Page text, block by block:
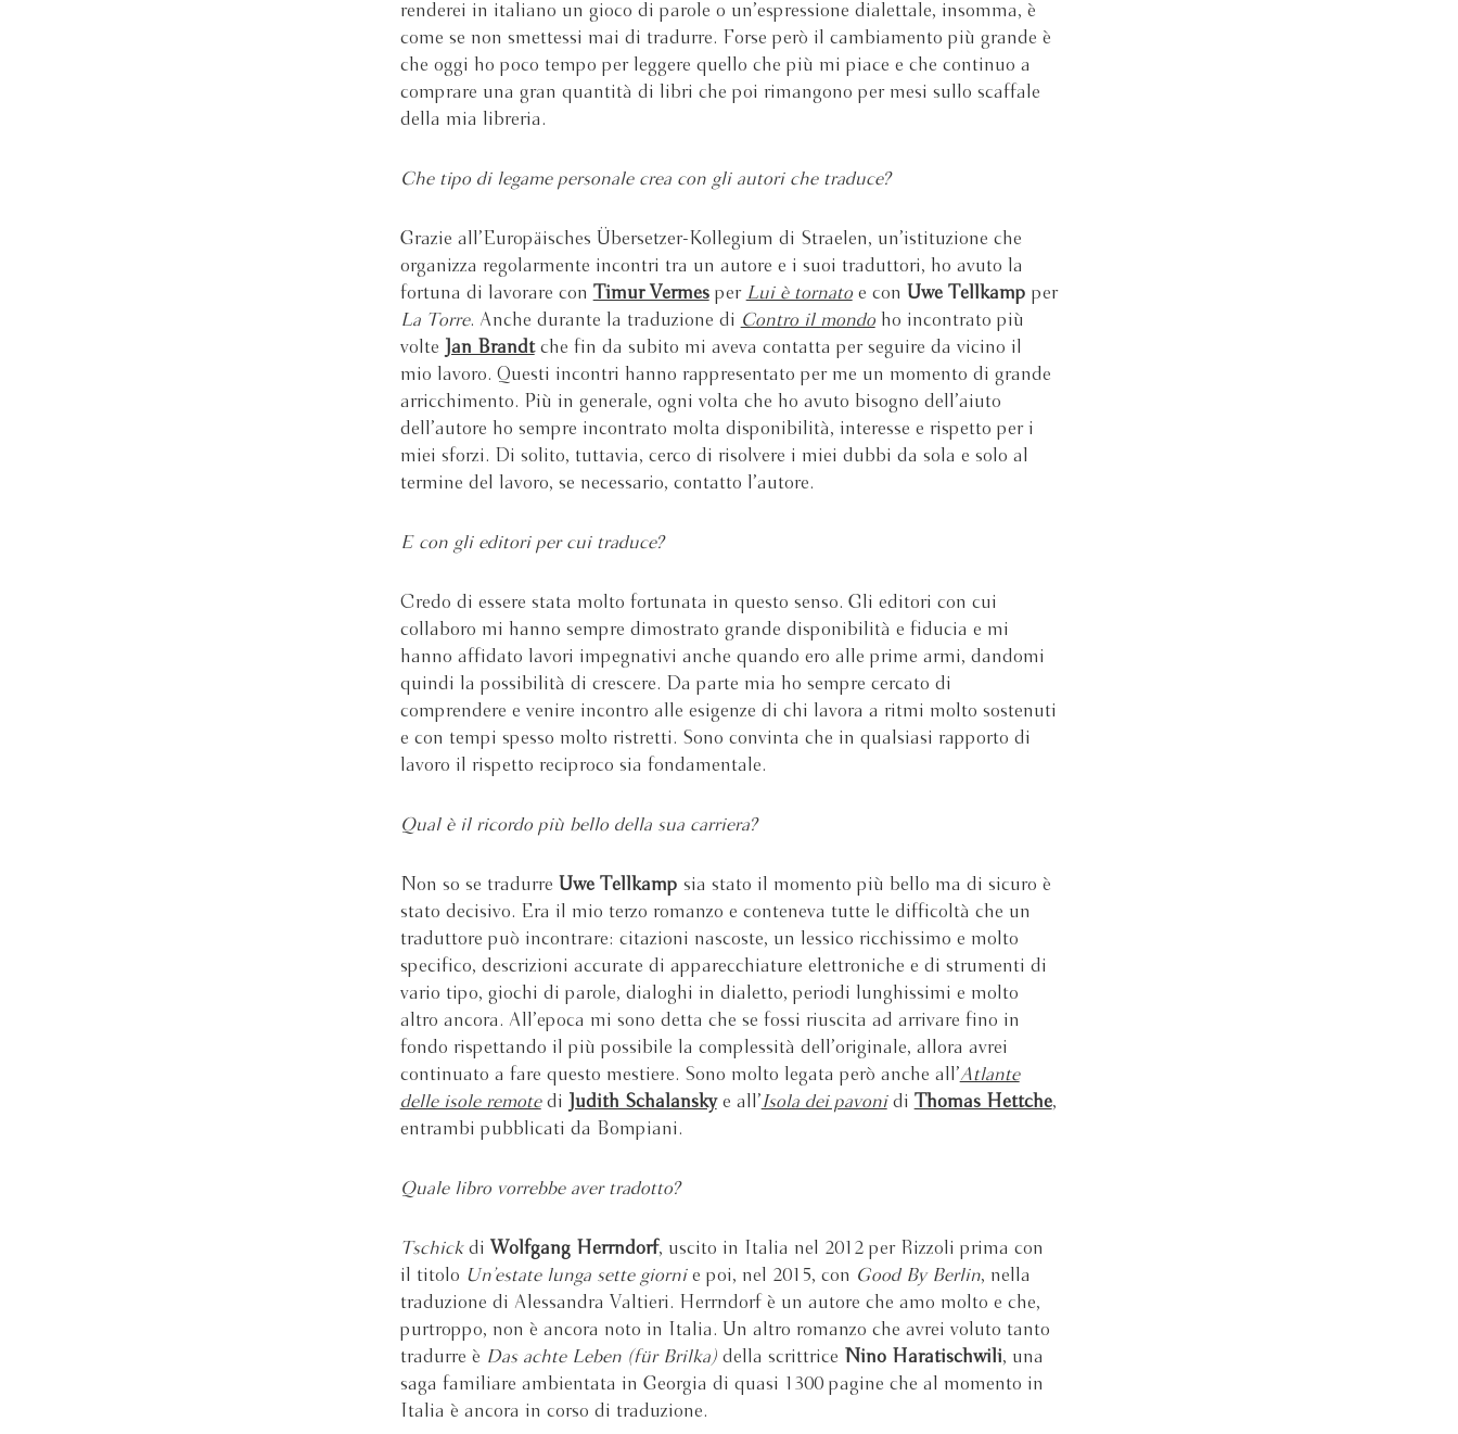
renderei in italiano un gioco di parole o un’espressione dialettale, insomma, è
come se non smettessi mai di tradurre. Forse però il cambiamento più grande è
che oggi ho poco tempo per leggere quello che più mi piace e che continuo a
comprare una gran quantità di libri che poi rimangono per mesi sullo scaffale
della mia libreria.
Che tipo di legame personale crea con gli autori che traduce?
Grazie all’Europäisches Übersetzer-Kollegium di Straelen, un’istituzione che
organizza regolarmente incontri tra un autore e i suoi traduttori, ho avuto la
fortuna di lavorare con Timur Vermesper Lui è tornatoe con Uwe Tellkamp per
La Torre. Anche durante la traduzione di Contro il mondoho incontrato più
volte
Jan Brandtche fin da subito mi aveva contatta per seguire da vicino il
mio lavoro. Questi incontri hanno rappresentato per me un momento di grande
arricchimento. Più in generale, ogni volta che ho avuto bisogno dell’aiuto
dell’autore ho sempre incontrato molta disponibilità, interesse e rispetto per i
miei sforzi. Di solito, tuttavia, cerco di risolvere i miei dubbi da sola e solo al
termine del lavoro, se necessario, contatto l’autore.
E con gli editori per cui traduce?
Credo di essere stata molto fortunata in questo senso. Gli editori con cui
collaboro mi hanno sempre dimostrato grande disponibilità e fiducia e mi
hanno affidato lavori impegnativi anche quando ero alle prime armi, dandomi
quindi la possibilità di crescere. Da parte mia ho sempre cercato di
comprendere e venire incontro alle esigenze di chi lavora a ritmi molto sostenuti
e con tempi spesso molto ristretti. Sono convinta che in qualsiasi rapporto di
lavoro il rispetto reciproco sia fondamentale.
Qual è il ricordo più bello della sua carriera?
Non so se tradurre Uwe Tellkamp sia stato il momento più bello ma di sicuro è
stato decisivo. Era il mio terzo romanzo e conteneva tutte le difficoltà che un
traduttore può incontrare: citazioni nascoste, un lessico ricchissimo e molto
specifico, descrizioni accurate di apparecchiature elettroniche e di strumenti di
vario tipo, giochi di parole, dialoghi in dialetto, periodi lunghissimi e molto
altro ancora. All’epoca mi sono detta che se fossi riuscita ad arrivare fino in
fondo rispettando il più possibile la complessità dell’originale, allora avrei
continuato a fare questo mestiere. Sono molto legata però anche all’Atlante
delle isole remotedi Judith Schalanskye all’Isola dei pavonidi Thomas Hettche,
entrambi pubblicati da Bompiani.
Quale libro vorrebbe aver tradotto?
Tschickdi Wolfgang Herrndorf, uscito in Italia nel 2012 per Rizzoli prima con
il titolo Un’estate lunga sette giornie poi, nel 2015, con Good By Berlin, nella
traduzione di Alessandra Valtieri. Herrndorf è un autore che amo molto e che,
purtroppo, non è ancora noto in Italia. Un altro romanzo che avrei voluto tanto
tradurre è Das achte Leben (für Brilka)della scrittrice Nino Haratischwili, una
saga familiare ambientata in Georgia di quasi 1300 pagine che al momento in
Italia è ancora in corso di traduzione.